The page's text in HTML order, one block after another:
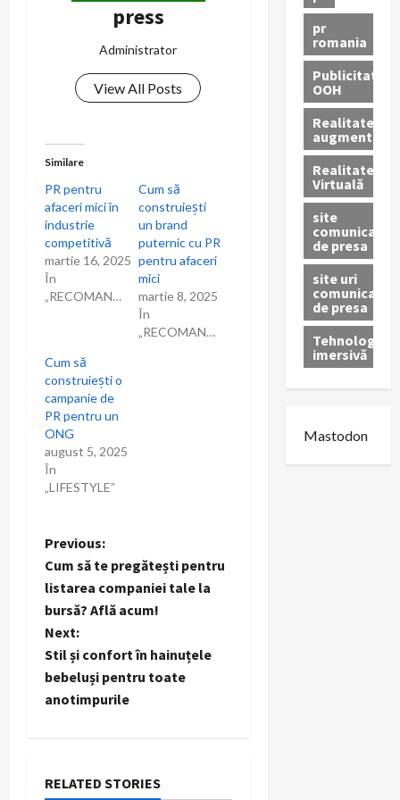
press
Administrator
View All Posts
Similare
PR pentru
afaceri mici în
industrie
competitivă
martie 16, 2025
În
„RECOMANDARI”
Cum să
construiești
un brand
puternic cu PR
pentru afaceri
mici
martie 8, 2025
În
„RECOMANDARI”
Cum să
construiești o
campanie de
PR pentru un
ONG
august 5, 2025
În
„LIFESTYLE”
P
o
s
t
n
v
Previous:
Cum să te pregătești pentru
listarea companiei tale la
bursă? Află acum!
Next:
Stil și confort în hainuțele
bebeluși pentru toate
anotimpurile
RELATED STORIES
pr
romania
Publicitate
OOH
Realitatea
augmentată
Realitatea
Virtuală
site
comunicate
de presa
site uri
comunicate
de presa
Tehnologie
imersivă
Mastodon